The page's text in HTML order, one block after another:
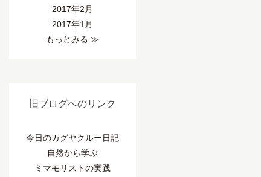
2017年2月
2017年1月
もっとみる ≫
旧ブログへのリンク
今日のカグヤクルー日記
自然から学ぶ
ミマモリストの実践